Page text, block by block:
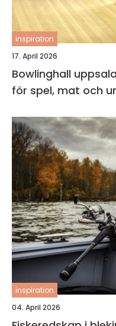
inspiration
17. April 2026
Bowlinghall uppsala så hittar du rätt ställe
för spel, mat och
inspiration
04. April 2026